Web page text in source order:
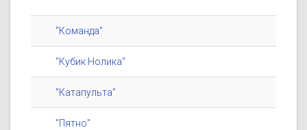
"Команда"
"Кубик Нолика"
"Катапульта"
"Пятно"